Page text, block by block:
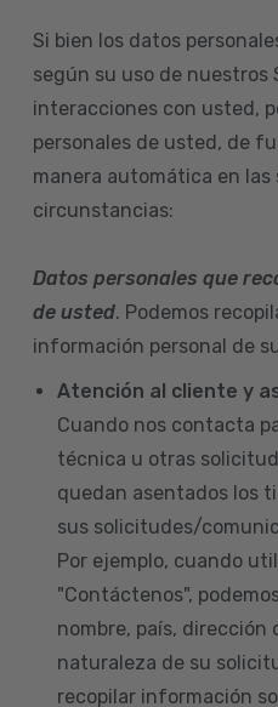
Si bien los datos
según su uso de nuestros
interacciones con usted,
personales de usted, de
manera automática en
circunstancias:
Datos personales que
de usted. Podemos
información personal de
Atención al cliente y
Cuando nos contacta
técnica u otras
quedan asentados los
sus solicitudes/
Por ejemplo, cuando
"Contáctenos",
nombre, país, dirección
naturaleza de su
recopilar información